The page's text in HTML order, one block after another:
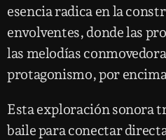
esencia radica en la
envolventes, donde las
las melodías
protagonismo, por
Esta exploración sonora
baile para conectar